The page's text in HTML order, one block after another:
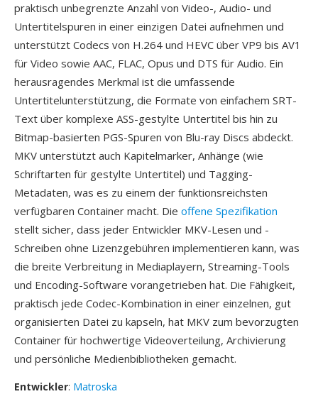
praktisch unbegrenzte Anzahl von Video-, Audio- und
Untertitelspuren in einer einzigen Datei aufnehmen und
unterstützt Codecs von H.264 und HEVC über VP9 bis AV1
für Video sowie AAC, FLAC, Opus und DTS für Audio. Ein
herausragendes Merkmal ist die umfassende
Untertitelunterstützung, die Formate von einfachem SRT-
Text über komplexe ASS-gestylte Untertitel bis hin zu
Bitmap-basierten PGS-Spuren von Blu-ray Discs abdeckt.
MKV unterstützt auch Kapitelmarker, Anhänge (wie
Schriftarten für gestylte Untertitel) und Tagging-
Metadaten, was es zu einem der funktionsreichsten
verfügbaren Container macht. Die offene Spezifikation
stellt sicher, dass jeder Entwickler MKV-Lesen und -
Schreiben ohne Lizenzgebühren implementieren kann, was
die breite Verbreitung in Mediaplayern, Streaming-Tools
und Encoding-Software vorangetrieben hat. Die Fähigkeit,
praktisch jede Codec-Kombination in einer einzelnen, gut
organisierten Datei zu kapseln, hat MKV zum bevorzugten
Container für hochwertige Videoverteilung, Archivierung
und persönliche Medienbibliotheken gemacht.
Entwickler: Matroska